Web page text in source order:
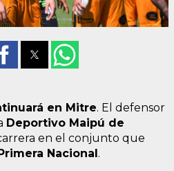
en Mitre. El defensor
Deportivo Maipú de
en el conjunto que
Nacional.